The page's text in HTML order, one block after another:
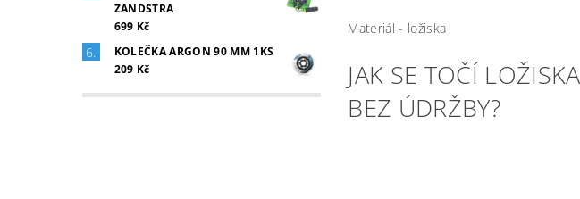
ZANDSTRA
699 Kč
KOLEČKA ARGON 90 MM 1KS
209 Kč
Materiál - ložiska
JAK SE TOČÍ
BEZ ÚDRŽBY?